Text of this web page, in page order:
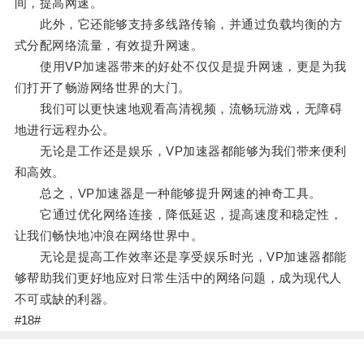
间，提高网速。
此外，它还能够支持多线路传输，并通过负载均衡的方
式分配网络流量，有效提升网速。
使用VP加速器带来的好处不仅仅是提升网速，更是为我
们打开了畅游网络世界的大门。
我们可以更快速地观看高清视频，流畅玩游戏，无障碍
地进行远程办公。
无论是工作还是娱乐，VP加速器都能够为我们带来便利
和高效。
总之，VP加速器是一种能够提升网速的神奇工具。
它通过优化网络连接，降低延迟，提高速度和稳定性，
让我们畅快地冲浪在网络世界中。
无论是提高工作效率还是享受娱乐时光，VP加速器都能
够帮助我们更好地应对日常生活中的网络问题，成为现代人
不可或缺的利器。
#18#